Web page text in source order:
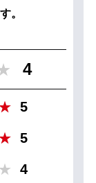
。
4
5
5
4